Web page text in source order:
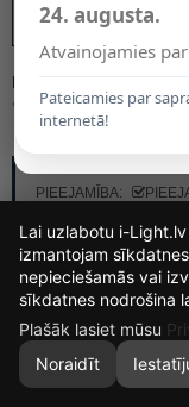
MODELIS:
72.00€
PIEEJAMĪBA:
24. augusta.
Atvainojamies
Pateicamies par
internetā!
15
DIENAS
19
Lai uzlabotu i-
izmantojam
nepieciešamās vai
sīkdatnes nodrošina
Plašāk lasiet mūsu
Noraidīt